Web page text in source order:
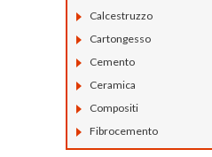
Calcestruzzo
Cartongesso
Cemento
Ceramica
Compositi
Fibrocemento